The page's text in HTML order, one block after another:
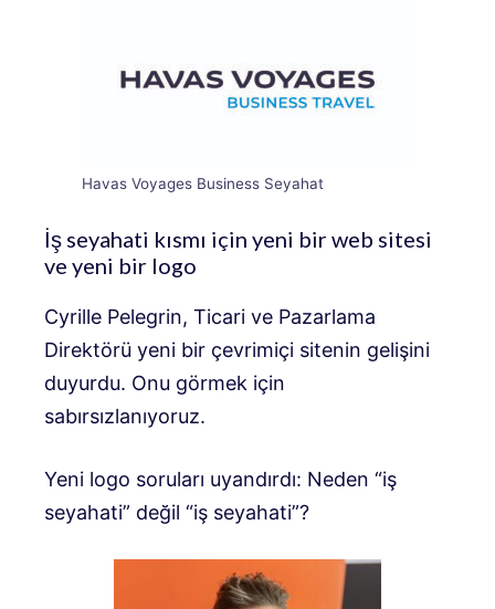
Havas Voyages Business Seyahat
İş seyahati kısmı için yeni bir web sitesi
ve yeni bir logo
Cyrille Pelegrin, Ticari ve Pazarlama
Direktörü yeni bir çevrimiçi sitenin gelişini
duyurdu. Onu görmek için
sabırsızlanıyoruz.
Yeni logo soruları uyandırdı: Neden “iş
seyahati” değil “iş seyahati”?